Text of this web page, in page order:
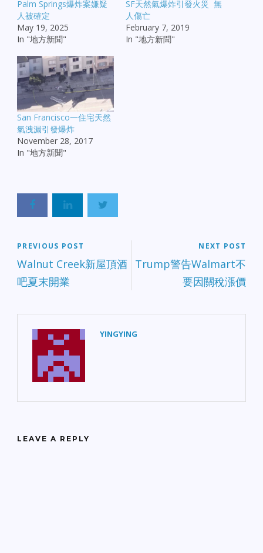
Palm Springs爆炸案嫌疑
人被確定
May 19, 2025
In "地方新聞"
SF天然氣爆炸引發火災 無
人傷亡
February 7, 2019
In "地方新聞"
San Francisco一住宅天然
氣洩漏引發爆炸
November 28, 2017
In "地方新聞"
PREVIOUS POST
Walnut Creek新屋頂酒
吧夏末開業
NEXT POST
Trump警告Walmart不
要因關稅漲價
YINGYING
LEAVE A REPLY